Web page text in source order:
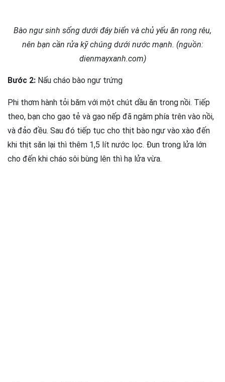
Bào ngư sinh sống dưới đáy biển và chủ yếu ăn rong rêu,
nên bạn cần rửa kỹ chúng dưới nước mạnh. (nguồn:
dienmayxanh.com)
Bước 2: Nấu cháo bào ngư trứng
Phi thơm hành tỏi băm với một chút dầu ăn trong nồi. Tiếp
theo, bạn cho gạo tẻ và gạo nếp đã ngâm phía trên vào nồi,
và đảo đều. Sau đó tiếp tục cho thịt bào ngư vào xào đến
khi thịt săn lại thì thêm 1,5 lít nước lọc. Đun trong lửa lớn
cho đến khi cháo sôi bùng lên thì hạ lửa vừa.